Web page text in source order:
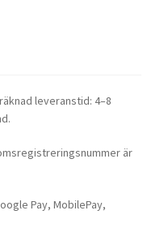
leveranstid: 4–8
är
Pay, MobilePay,